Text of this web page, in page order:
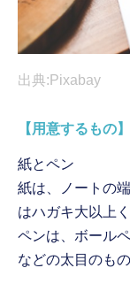
出典:Pixabay
【用意するもの】
紙とペン
紙は、ノートの
はハガキ大以上
ペンは、ボール
などの太目のも